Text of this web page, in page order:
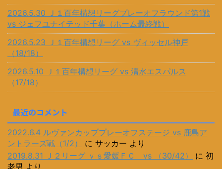
2026.5.30 Ｊ１百年構想リーグプレーオフラウンド第1戦
vs ジェフユナイテッド千葉（ホーム最終戦）
2026.5.23 Ｊ１百年構想リーグ vs ヴィッセル神戸
（18/18）
2026.5.10 Ｊ１百年構想リーグ vs 清水エスパルス
（17/18）
最近のコメント
2022.6.4 ルヴァンカッププレーオフステージ vs 鹿島ア
ントラーズ戦（1/2）
に サッカー より
2019.8.31 Ｊ２リーグ ｖｓ愛媛ＦＣ vs （30/42）
に 初
老男 より